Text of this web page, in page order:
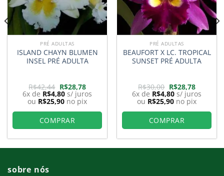
PRÉ ADULTAS
ISLAND CHAYN BLUMEN
INSEL PRÉ ADULTA
R$42,44 O
preço
original
era:
R$42,44.
R$28,78O
preço
atual
é:
R$28,78.
6x de R$4,80 s/ juros
ou R$25,90 no pix
COMPRAR
PRÉ ADULTAS
BEAUFORT X LC. TROPICAL
SUNSET PRÉ ADULTA
R$30,00 O
preço
original
era:
R$30,00.
R$28,78O
preço
atual
é:
R$28,78.
6x de R$4,80 s/ juros
ou R$25,90 no pix
COMPRAR
sobre nós